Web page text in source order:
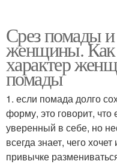
Срез помады и
женщины. Как
характер
помады
1. если помада долго
форму, это говорит, что
уверенный в себе, но
всегда знает, чего
привычке